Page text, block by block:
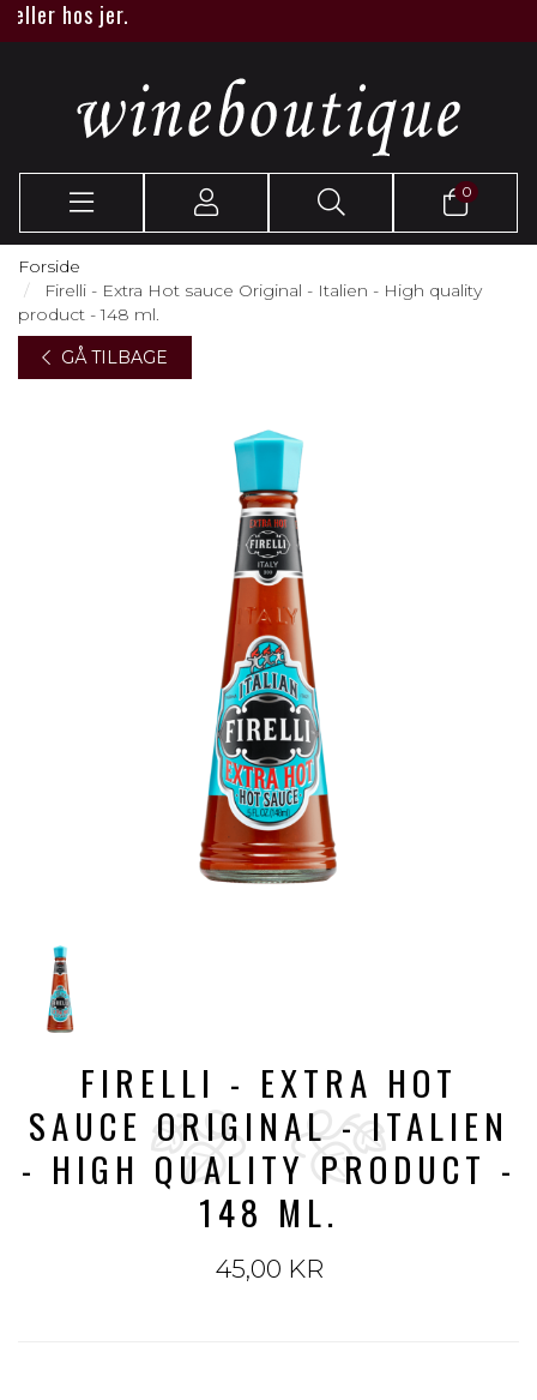
hos jer.
0
Forside
Firelli - Extra Hot sauce Original - Italien - High quality
product - 148 ml.
GÅ TILBAGE
FIRELLI - EXTRA HOT
SAUCE ORIGINAL - ITALIEN
- HIGH QUALITY PRODUCT -
148 ML.
45,00 KR